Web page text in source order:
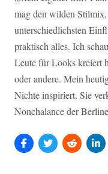
mag den wilden
unterschiedlichsten
praktisch alles. Ich
Leute für Looks kreiert
oder andere. Mein
Nichte inspiriert. Sie
Nonchalance der